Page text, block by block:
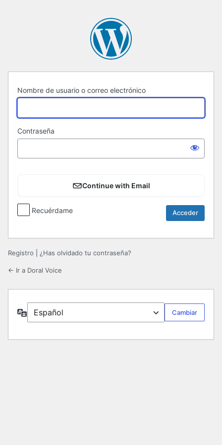
Nombre de usuario o correo electrónico
Contraseña
Continue with Email
Recuérdame
Registro ¿Has olvidado tu contraseña?
← Ir a Doral Voice
Idioma